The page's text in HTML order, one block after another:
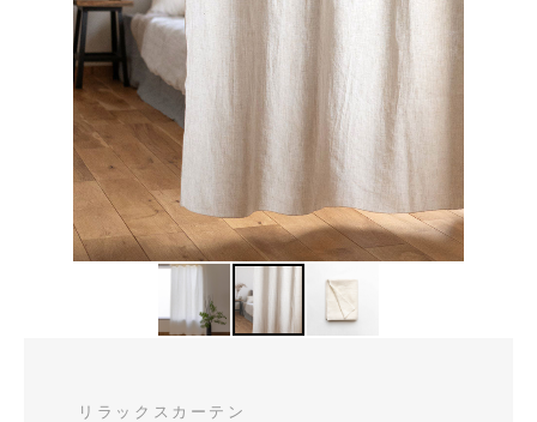
リラックスカーテン